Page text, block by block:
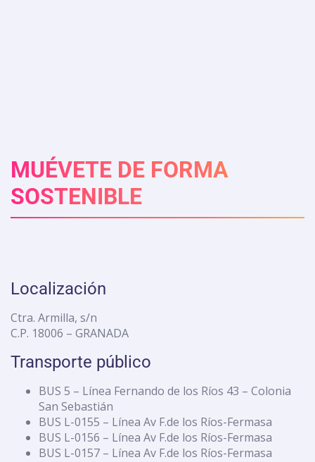
MUÉVETE DE FORMA
SOSTENIBLE
Localización
Ctra. Armilla, s/n
C.P. 18006 – GRANADA
Transporte público
BUS 5 – Línea Fernando de los Ríos 43 – Colonia
San Sebastián
BUS L-0155 – Línea Av F.de los Ríos-Fermasa
BUS L-0156 – Línea Av F.de los Ríos-Fermasa
BUS L-0157 – Línea Av F.de los Ríos-Fermasa